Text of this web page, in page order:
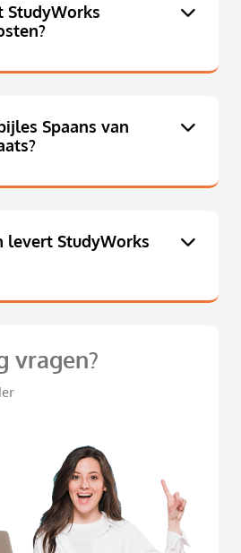
StudyWorks
Spaans van
levert StudyWorks
vragen?